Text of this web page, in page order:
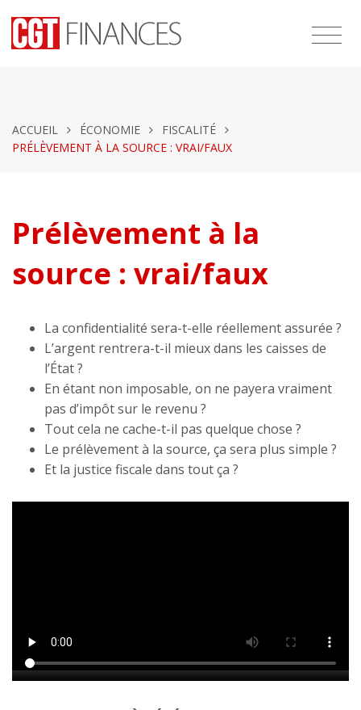
ACCUEIL ÉCONOMIE
FISCALITÉ
PRÉLÈVEMENT À LA SOURCE : VRAI/FAUX
Prélèvement à la
source : vrai/faux
La confidentialité sera-t-elle réellement assurée ?
L’argent rentrera-t-il mieux dans les caisses de
l’État ?
En étant non imposable, on ne payera vraiment
pas d’impôt sur le revenu ?
Tout cela ne cache-t-il pas quelque chose ?
Le prélèvement à la source, ça sera plus simple ?
Et la justice fiscale dans tout ça ?